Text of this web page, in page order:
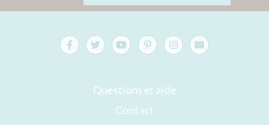
Questions et aide
Contact